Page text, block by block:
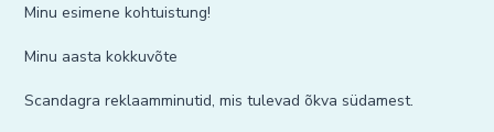
Minu esimene kohtuistung!
Minu aasta kokkuvõte
Scandagra reklaamminutid, mis tulevad õkva südamest.